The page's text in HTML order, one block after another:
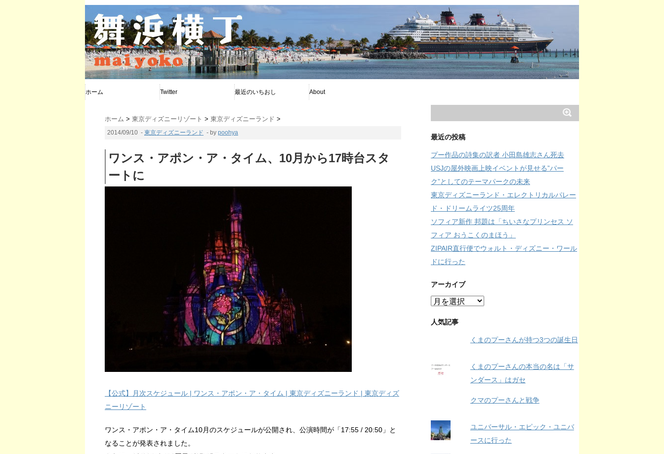
ホーム Twitter 最近のいちおし About
ホーム > 東京ディズニーリゾート > 東京ディズニーランド >
2014/09/10 - 東京ディズニーランド - by poohya
ワンス・アポン・ア・タイム、10月から17時台スタ
ートに
【公式】月次スケジュール | ワンス・アポン・ア・タイム | 東京ディズニーランド | 東京ディズ
ニーリゾート
ワンス・アポン・ア・タイム10月のスケジュールが公開され、公演時間が「17:55 / 20:50」と
なることが発表されました。
最近の投稿
プー作品の詩集の訳者 小田島雄志さん死去
USJの屋外映画上映イベントが見せる”パー
ク”としてのテーマパークの未来
東京ディズニーランド・エレクトリカルパレー
ド・ドリームライツ25周年
ソフィア新作 邦題は「ちいさなプリンセス ソ
フィア おうこくのまほう」
ZIPAIR直行便でウォルト・ディズニー・ワール
ドに行った
アーカイブ
ア
カ
人気記事
くまのプーさんが持つ3つの誕生日
くまのプーさんの本当の名は「サ
ンダース」はガセ
クマのプーさんと戦争
ユニバーサル・エピック・ユニバ
ースに行った